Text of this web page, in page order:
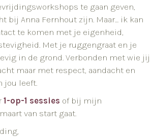
te gaan geven,
bij Anna Fernhout zijn. Maar… ik kan
te komen met je eigenheid,
Met je ruggengraat en je
in de grond. Verbonden met wie jij
maar met respect, aandacht en
jou leeft.
1-op-1 sessies of bij mijn
van start gaat.